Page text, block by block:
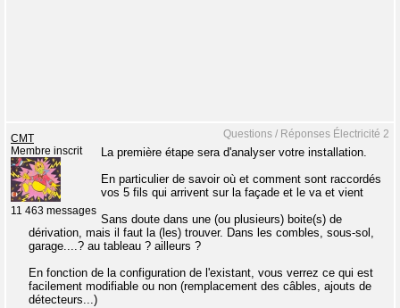
Questions / Réponses Électricité 2
CMT
Membre inscrit
11 463 messages
La première étape sera d'analyser votre installation.
En particulier de savoir où et comment sont raccordés
vos 5 fils qui arrivent sur la façade et le va et vient
Sans doute dans une (ou plusieurs) boite(s) de
dérivation, mais il faut la (les) trouver. Dans les combles, sous-sol,
garage....? au tableau ? ailleurs ?
En fonction de la configuration de l'existant, vous verrez ce qui est
facilement modifiable ou non (remplacement des câbles, ajouts de
détecteurs...)